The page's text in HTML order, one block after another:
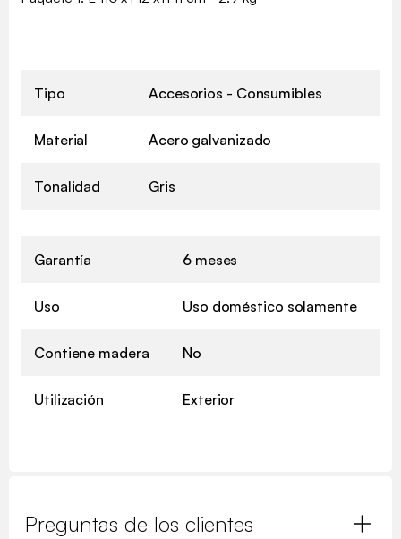
Tipo Accesorios - Consumibles
Material Acero galvanizado
Tonalidad Gris
Garantía 6 meses
Uso Uso doméstico solamente
Contiene madera No
Utilización Exterior
Preguntas de los clientes